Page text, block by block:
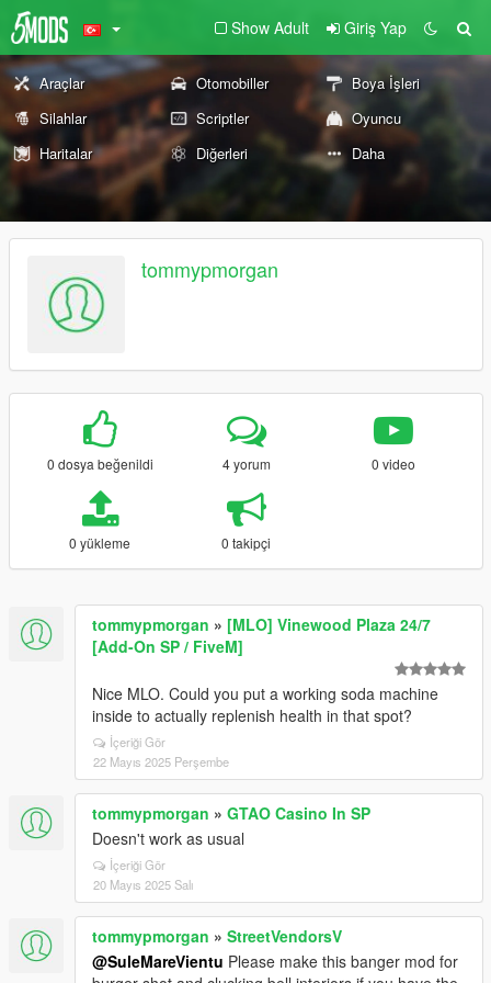
Show Adult Giriş Yap
Araçlar Otomobiller
Boya İşleri
Silahlar
Scriptler
Oyuncu
Haritalar
Diğerleri Daha
tommypmorgan
0 dosya beğenildi 4 yorum 0 video
0 yükleme 0 takipçi
tommypmorgan » [MLO] Vinewood Plaza 24/7
[Add-On SP / FiveM]
Nice MLO. Could you put a working soda machine
inside to actually replenish health in that spot?
İçeriği Gör
22 Mayıs 2025 Perşembe
tommypmorgan » GTAO Casino In SP
Doesn't work as usual
İçeriği Gör
20 Mayıs 2025 Salı
tommypmorgan » StreetVendorsV
@SuleMareVientu Please make this banger mod for